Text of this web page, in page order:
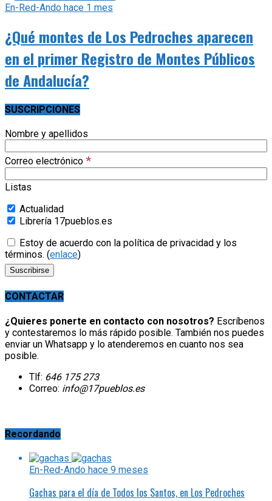
En-Red-Ando hace 1 mes
¿Qué montes de Los Pedroches aparecen
en el primer Registro de Montes Públicos
de Andalucía?
SUSCRIPCIONES
Nombre y apellidos
Correo electrónico *
Listas
Actualidad
Librería 17pueblos.es
Estoy de acuerdo con la política de privacidad y los
términos. (enlace)
CONTACTAR
¿Quieres ponerte en contacto con nosotros? Escríbenos
y contestaremos lo más rápido posible. También nos puedes
enviar un Whatsapp y lo atenderemos en cuanto nos sea
posible.
Tlf: 646 175 273
Correo: info@17pueblos.es
Recordando
En-Red-Ando hace 9 meses
Gachas para el día de Todos los Santos, en Los Pedroches